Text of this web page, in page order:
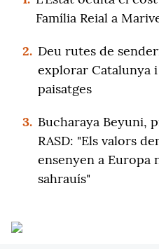
Família Reial a
2. Deu rutes de
explorar Catalunya
paisatges
3. Bucharaya Beyuni,
RASD: "Els valors
ensenyen a Europa
sahrauís"